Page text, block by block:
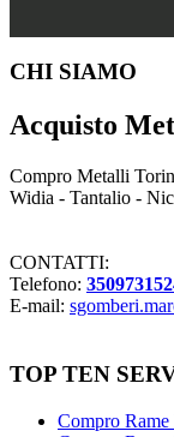
Footer
CHI SIAMO
Acquisto
Compro Metalli
Widia - Tantalio -
CONTATTI:
Telefono:
E-mail:
TOP TEN
Compro